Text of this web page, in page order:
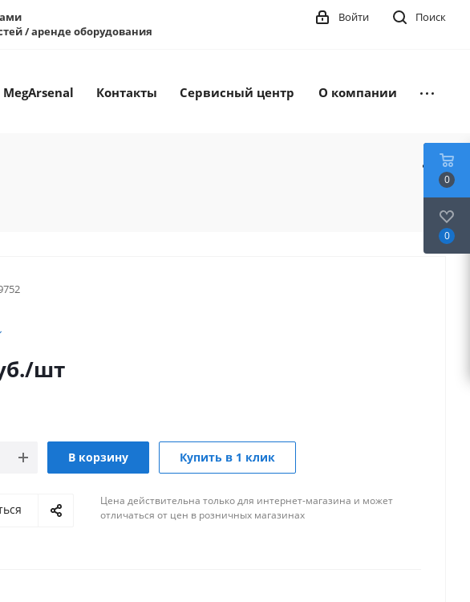
/ аренде оборудования
Поиск
Войти
MegArsenal Контакты Сервисный центр О компании
/шт
В корзину Купить в 1 клик
Цена действительна только для интернет-магазина и может
отличаться от цен в розничных магазинах
0
0